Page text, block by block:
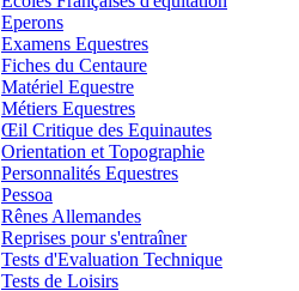
Eperons
Examens Equestres
Fiches du Centaure
Matériel Equestre
Métiers Equestres
Œil Critique des Equinautes
Orientation et Topographie
Personnalités Equestres
Pessoa
Rênes Allemandes
Reprises pour s'entraîner
Tests d'Evaluation Technique
Tests de Loisirs